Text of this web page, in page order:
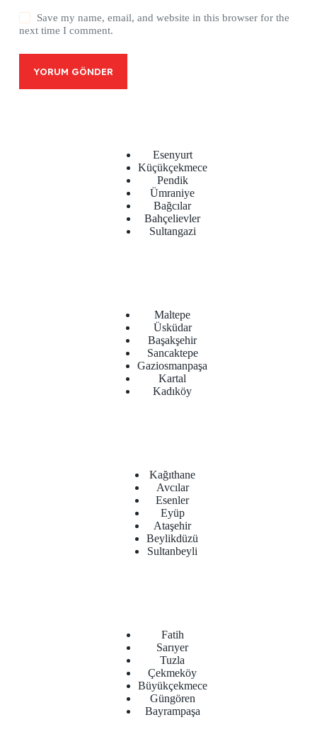
Save my name, email, and website in this browser for the
next time I comment.
YORUM GÖNDER
Esenyurt
Küçükçekmece
Pendik
Ümraniye
Bağcılar
Bahçelievler
Sultangazi
Maltepe
Üsküdar
Başakşehir
Sancaktepe
Gaziosmanpaşa
Kartal
Kadıköy
Kağıthane
Avcılar
Esenler
Eyüp
Ataşehir
Beylikdüzü
Sultanbeyli
Fatih
Sarıyer
Tuzla
Çekmeköy
Büyükçekmece
Güngören
Bayrampaşa